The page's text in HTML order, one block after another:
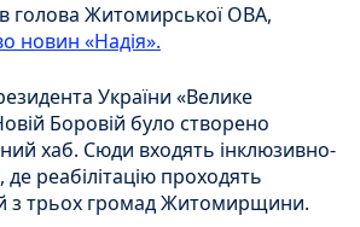
голова Житомирської ОВА,
новин «Надія».
України «Велике
Боровій було створено
хаб. Сюди входять інклюзивно-
реабілітацію проходять
з трьох громад Житомирщини.